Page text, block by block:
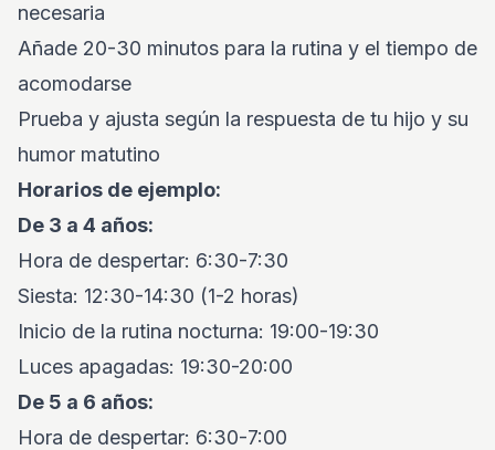
necesaria
Añade 20-30 minutos para la rutina y el tiempo de
acomodarse
Prueba y ajusta según la respuesta de tu hijo y su
humor matutino
Horarios de ejemplo:
De 3 a 4 años:
Hora de despertar: 6:30-7:30
Siesta: 12:30-14:30 (1-2 horas)
Inicio de la rutina nocturna: 19:00-19:30
Luces apagadas: 19:30-20:00
De 5 a 6 años:
Hora de despertar: 6:30-7:00